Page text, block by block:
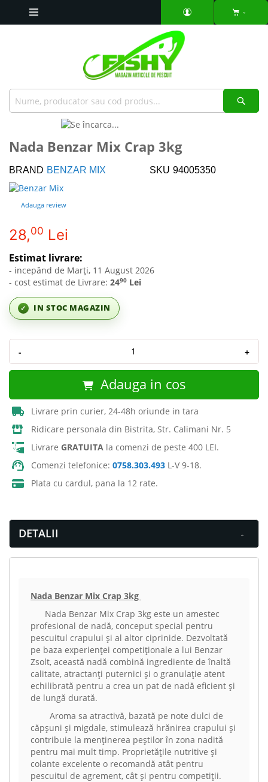
the
of
the
images
gallery
to
beginning
of
the
images
Nada Benzar Mix Crap 3kg
BRAND BENZAR MIX SKU 94005350
Adauga review
28,00 Lei
✓ IN STOC MAGAZIN
Estimat livrare:
- incepând de Marți, 11 August 2026
- cost estimat de Livrare: 2490 Lei
- +
Adauga in cos
Livrare prin curier, 24-48h oriunde in tara
Ridicare personala din Bistrita, Str. Calimani Nr. 5
Livrare GRATUITA la comenzi de peste 400 LEI.
Comenzi telefonice: 0758.303.493 L-V 9-18.
Plata cu cardul, pana la 12 rate.
DETALII
Nada Benzar Mix Crap 3kg
Nada Benzar Mix Crap 3kg este un amestec
profesional de nadă, conceput special pentru
pescuitul crapului și al altor ciprinide. Dezvoltată
pe baza experienței competiționale a lui Benzar
Zsolt, această nadă combină ingrediente de înaltă
calitate, atractanți puternici și o granulație atent
echilibrată pentru a crea un pat de nadă eficient și
de lungă durată.
Aroma sa atractivă, bazată pe note dulci de
căpșuni și migdale, stimulează hrănirea crapului și
contribuie la menținerea peștilor în zona nadită
pentru mai mult timp. Proprietățile nutritive și
colante excelente o recomandă atât pentru
pescuitul de agrement, cât și pentru competiții.